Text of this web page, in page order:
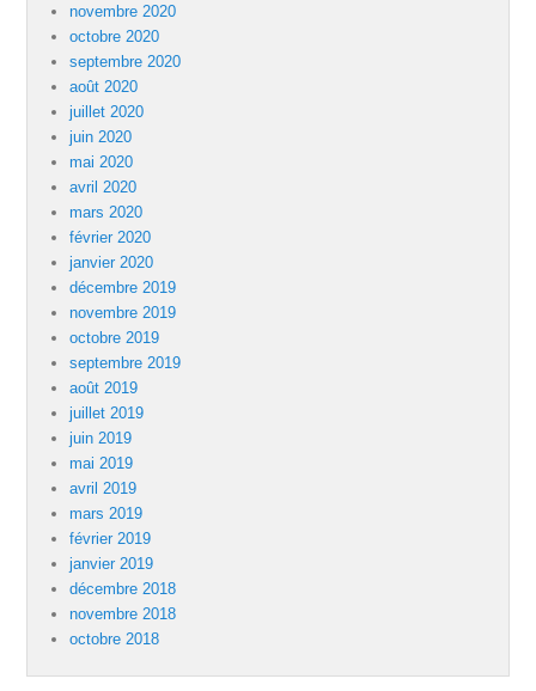
novembre 2020
octobre 2020
septembre 2020
août 2020
juillet 2020
juin 2020
mai 2020
avril 2020
mars 2020
février 2020
janvier 2020
décembre 2019
novembre 2019
octobre 2019
septembre 2019
août 2019
juillet 2019
juin 2019
mai 2019
avril 2019
mars 2019
février 2019
janvier 2019
décembre 2018
novembre 2018
octobre 2018